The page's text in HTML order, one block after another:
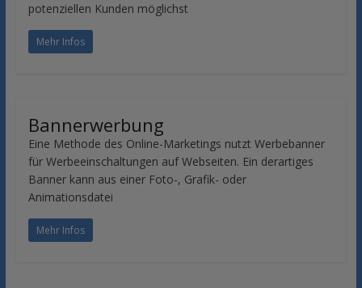
potenziellen Kunden möglichst
Mehr Infos
Bannerwerbung
Eine Methode des Online-Marketings nutzt Werbebanner
für Werbeeinschaltungen auf Webseiten. Ein derartiges
Banner kann aus einer Foto-, Grafik- oder
Animationsdatei
Mehr Infos